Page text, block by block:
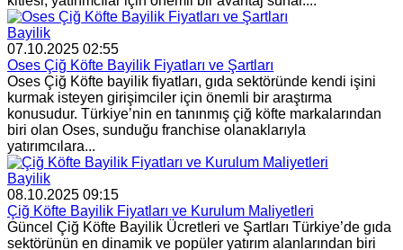
Bayilik
07.10.2025 02:55
Oses Çiğ Köfte Bayilik Fiyatları ve Şartları
Oses Çiğ Köfte bayilik fiyatları, gıda sektöründe kendi işini
kurmak isteyen girişimciler için önemli bir araştırma
konusudur. Türkiye’nin en tanınmış çiğ köfte markalarından
biri olan Oses, sunduğu franchise olanaklarıyla
yatırımcılara...
Bayilik
08.10.2025 09:15
Çiğ Köfte Bayilik Fiyatları ve Kurulum Maliyetleri
Güncel Çiğ Köfte Bayilik Ücretleri ve Şartları Türkiye’de gıda
sektörünün en dinamik ve popüler yatırım alanlarından biri